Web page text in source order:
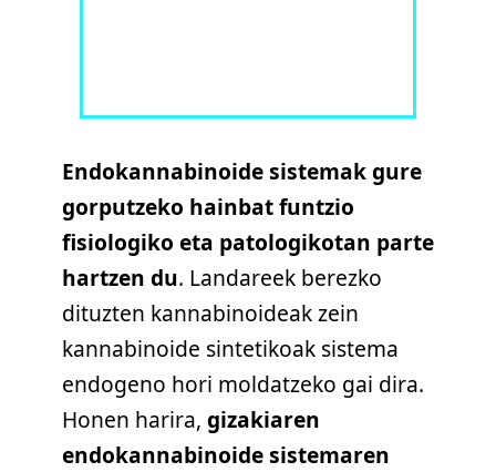
Endokannabinoide sistemak gure
gorputzeko hainbat funtzio
fisiologiko eta patologikotan parte
hartzen du. Landareek berezko
dituzten kannabinoideak zein
kannabinoide sintetikoak sistema
endogeno hori moldatzeko gai dira.
Honen harira, gizakiaren
endokannabinoide sistemaren